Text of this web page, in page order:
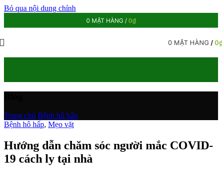
Bỏ qua nội dung chính
0 MẶT HÀNG / 0₫
0 MẶT HÀNG /0
Trang chủ Bệnh hô hấp
Bệnh hô hấp, Mẹo vặt
Hướng dẫn chăm sóc người mắc COVID-
19 cách ly tại nhà